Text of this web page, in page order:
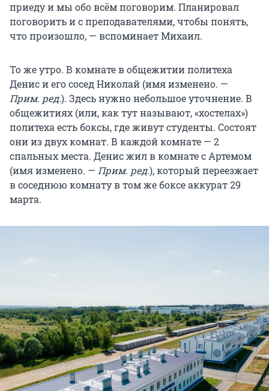
приеду и мы обо всём поговорим. Планировал
поговорить и с преподавателями, чтобы понять,
что произошло, — вспоминает Михаил.
То же утро. В комнате в общежитии политеха
Денис и его сосед Николай (имя изменено. —
Прим. ред.). Здесь нужно небольшое уточнение. В
общежитиях (или, как тут называют, «хостелах»)
политеха есть боксы, где живут студенты. Состоят
они из двух комнат. В каждой комнате — 2
спальных места. Денис жил в комнате с Артемом
(имя изменено. — Прим. ред.), который переезжает
в соседнюю комнату в том же боксе аккурат 29
марта.